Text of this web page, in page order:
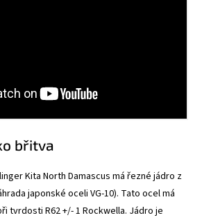
břitva
Kita North Damascus má řezné jádro z
japonské oceli VG-10). Tato ocel má
tvrdosti R62 +/- 1 Rockwella. Jádro je